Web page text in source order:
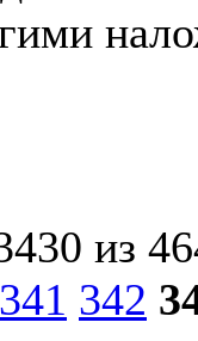
из
341 342